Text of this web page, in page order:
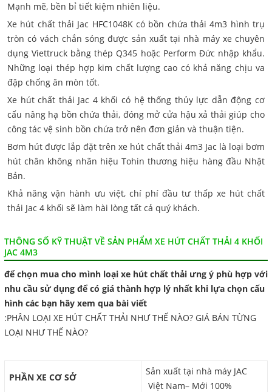
Mạnh mẽ, bền bỉ tiết kiệm nhiên liệu.
Xe hút chất thải Jac HFC1048K có bồn chứa thải 4m3 hình trụ
tròn có vách chắn sóng được sản xuất tại nhà máy xe chuyên
dụng Viettruck bằng thép Q345 hoặc Perform Đức nhập khẩu.
Những loại thép hợp kim chất lượng cao có khả năng chịu va
đập chống ăn mòn tốt.
Xe hút chất thải Jac 4 khối có hệ thống thủy lực dẫn động cơ
cấu nâng hạ bồn chứa thải, đóng mở cửa hậu xả thải giúp cho
công tác vệ sinh bồn chứa trở nên đơn giản và thuận tiện.
Bơm hút được lắp đặt trên xe hút chất thải 4m3 Jac là loại bơm
hút chân không nhãn hiệu Tohin thương hiệu hàng đầu Nhật
Bản.
Khả năng vận hành ưu việt, chí phí đầu tư thấp xe hút chất
thải Jac 4 khối sẽ làm hài lòng tất cả quý khách.
THÔNG SỐ KỸ THUẬT VỀ SẢN PHẨM XE HÚT CHẤT THẢI 4 KHỐI
JAC 4M3
để chọn mua cho mình loại xe hút chất thải ưng ý phù hợp với
nhu cầu sử dụng để có giá thành hợp lý nhất khi lựa chọn cấu
hình các bạn hãy xem qua bài viết
:PHÂN LOẠI XE HÚT CHẤT THẢI NHƯ THẾ NÀO? GIÁ BÁN TỪNG
LOẠI NHƯ THẾ NÀO?
PHẦN XE CƠ SỞ
Sản xuất tại nhà máy JAC
Việt Nam– Mới 100%